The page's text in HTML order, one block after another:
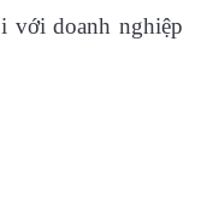
với doanh nghiệp